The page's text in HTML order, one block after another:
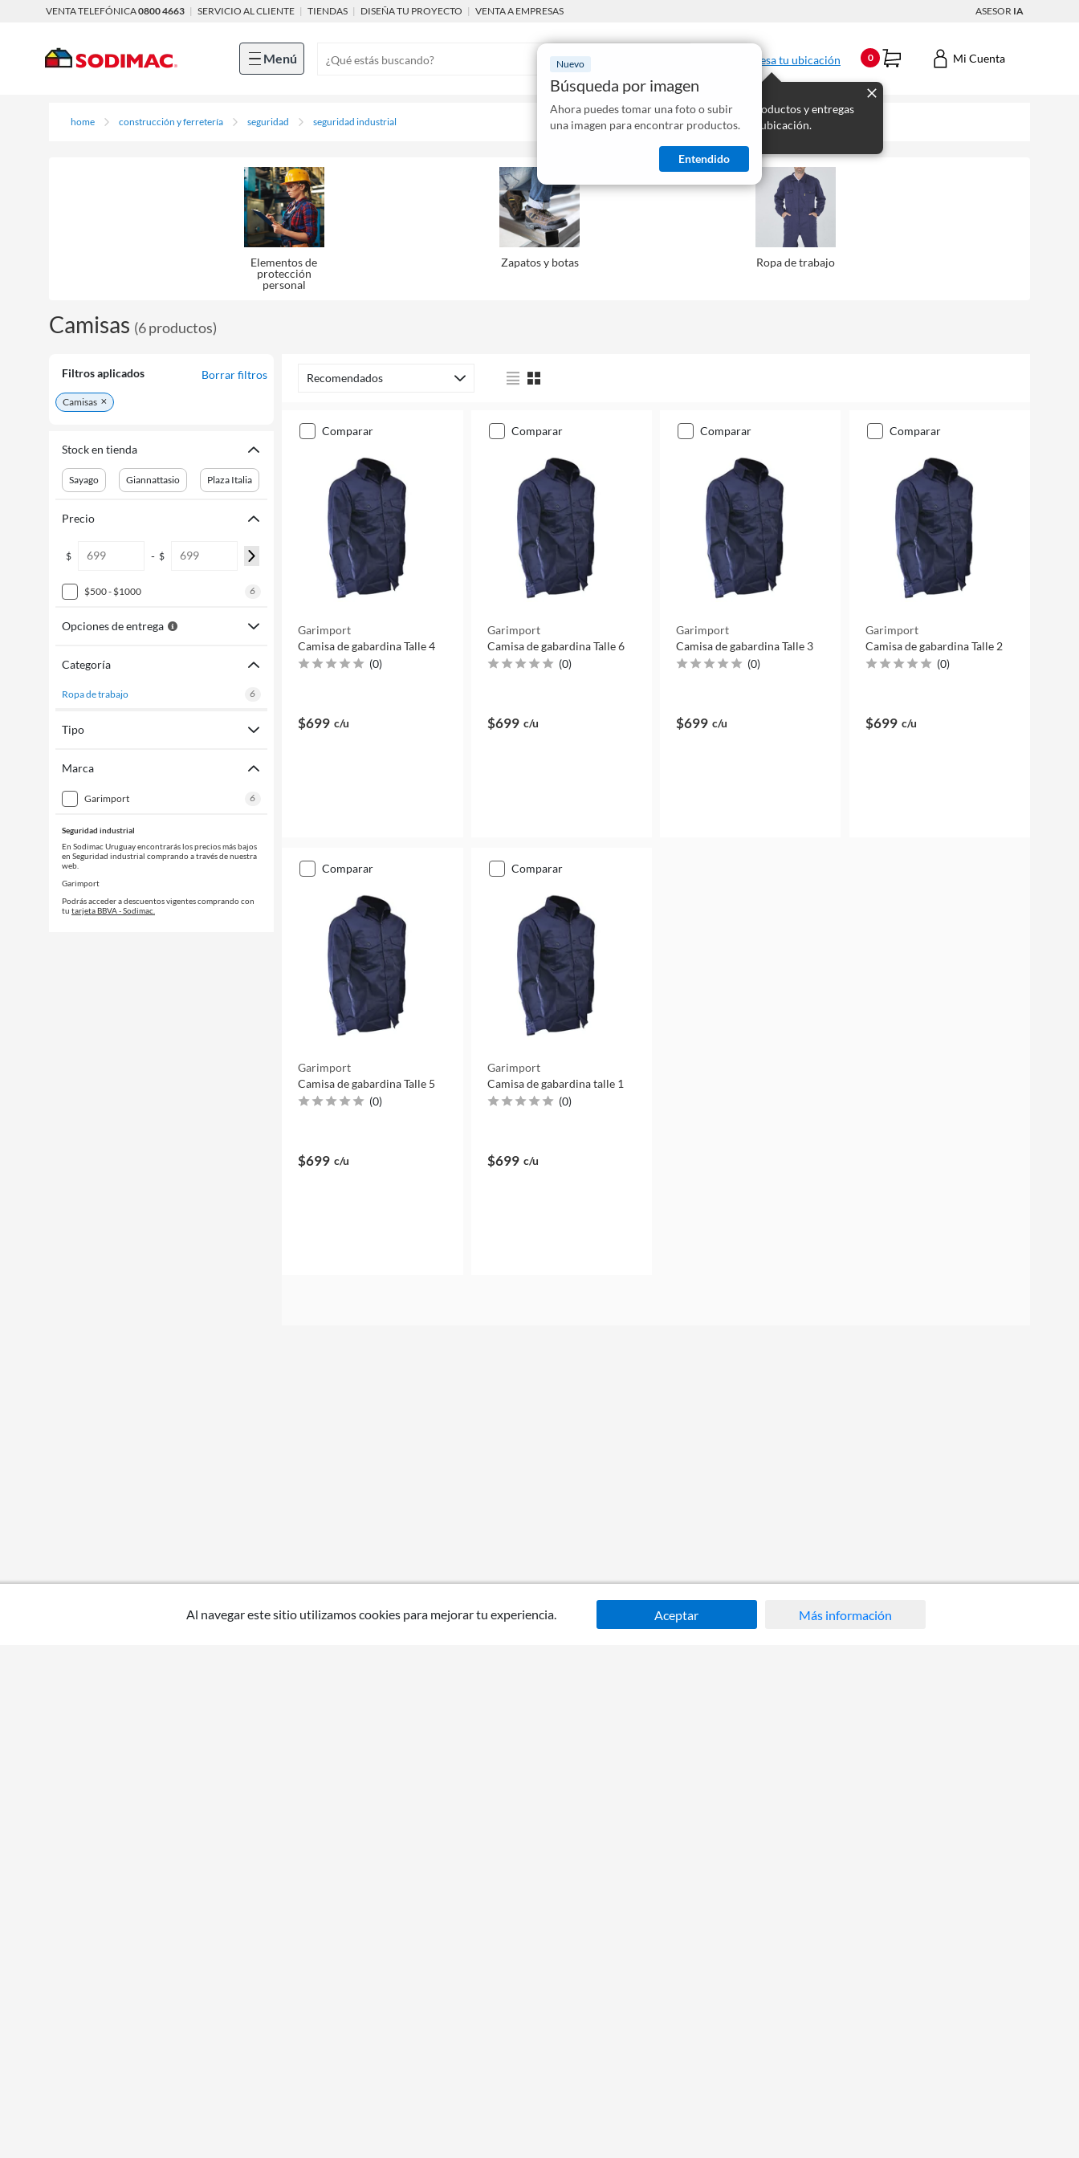
VENTA TELEFÓNICA0800 4663 | SERVICIO AL CLIENTE | TIENDAS | DISEÑA TU PROYECTO | VENTA A EMPRESAS ASESOR IA
Menú Nuevo
Búsqueda por imagen
Ahora puedes tomar una foto o subir
una imagen para encontrar productos.
Entendido
Ingresa tu ubicación
Mostraremos los productos y entregas
disponibles para tu ubicación.
0 Mi Cuenta
home construcción y ferretería seguridad seguridad industrial
Elementos de
protección
personal
Zapatos y botas Ropa de trabajo
Camisas (6productos)
Filtros aplicados Borrar filtros
Camisas
Stock en tienda
Sayago Giannattasio Plaza Italia
Precio
$ - $
$500 - $1000 6
Opciones de entrega
Categoría
ropa de trabajo 6
Tipo
Marca
garimport 6
Seguridad industrial
En Sodimac Uruguay encontrarás los precios más bajos
en Seguridad industrial comprando a través de nuestra
web.
Garimport
Podrás acceder a descuentos vigentes comprando con
tu tarjeta BBVA - Sodimac.
Recomendados
comparar
Garimport
Camisa de gabardina Talle 4
(0)
$699 c/u
comparar
Garimport
Camisa de gabardina Talle 6
(0)
$699 c/u
comparar
Garimport
Camisa de gabardina Talle 3
(0)
$699 c/u
comparar
Garimport
Camisa de gabardina Talle 2
(0)
$699 c/u
comparar
Garimport
Camisa de gabardina Talle 5
(0)
$699 c/u
comparar
Garimport
Camisa de gabardina talle 1
(0)
$699 c/u
Al navegar este sitio utilizamos cookies para mejorar tu experiencia. Aceptar Más información